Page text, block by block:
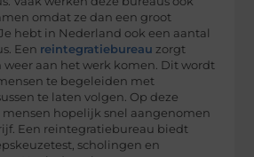
omdat ze dan een groot
hebt in Nederland ook een aantal
Een reintegratiebureau zorgt
weer aan het werk komen. Dit wordt
te begeleiden met
te laten volgen. Op deze
hopelijk snel aangenomen
Een reintegratiebureau biedt
scholingen en